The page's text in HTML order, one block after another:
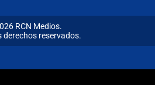
RCN Medios.
derechos reservados.